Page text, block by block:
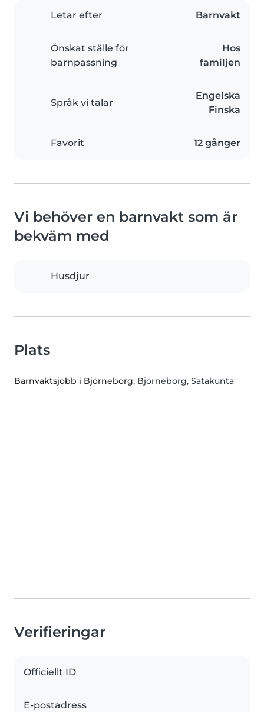
Letar efter Barnvakt
Önskat ställe för
barnpassning
Hos
familjen
Språk vi talar
Engelska
Finska
Favorit 12 gånger
Vi behöver en barnvakt som är
bekväm med
Husdjur
Plats
Barnvaktsjobb i Björneborg, Björneborg, Satakunta
Verifieringar
Officiellt ID
E-postadress